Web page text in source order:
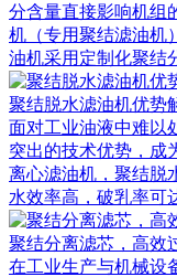
分含量直接影响机组
机（专用聚结滤油机
油机采用定制化聚结
聚结脱水滤油机优势
面对工业油液中难以
突出的技术优势，成
离心滤油机，聚结脱
水效率高，破乳率可
聚结分离滤芯，高效
在工业生产与机械设